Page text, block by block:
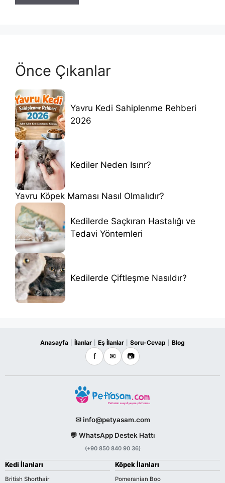
Önce Çıkanlar
Yavru Kedi Sahiplenme Rehberi
2026
Kediler Neden Isırır?
Yavru Köpek Maması Nasıl Olmalıdır?
Kedilerde Saçkıran Hastalığı ve
Tedavi Yöntemleri
Kedilerde Çiftleşme Nasıldır?
Anasayfa İlanlar Eş İlanlar Soru-Cevap Blog
f ✉ 📷
✉ info@petyasam.com
💬 WhatsApp Destek Hattı
(+90 850 840 90 36)
Kedi İlanları
British Shorthair
Köpek İlanları
Pomeranian Boo